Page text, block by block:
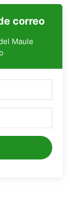
correo
Maule